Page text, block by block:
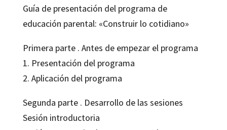
Guía de presentación del programa de
educación parental: «Construir lo cotidiano»
Primera parte . Antes de empezar el programa
1. Presentación del programa
2. Aplicación del programa
Segunda parte . Desarrollo de las sesiones
Sesión introductoria